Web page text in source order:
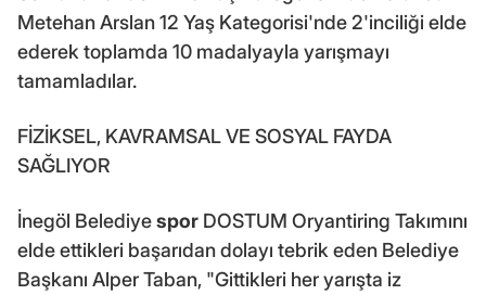
Metehan Arslan 12 Yaş Kategorisi'nde 2'inciliği elde
ederek toplamda 10 madalyayla yarışmayı
tamamladılar.
FİZİKSEL, KAVRAMSAL VE SOSYAL FAYDA
SAĞLIYOR
İnegöl Belediyespor DOSTUM Oryantiring Takımını
elde ettikleri başarıdan dolayı tebrik eden Belediye
Başkanı Alper Taban, "Gittikleri her yarışta iz